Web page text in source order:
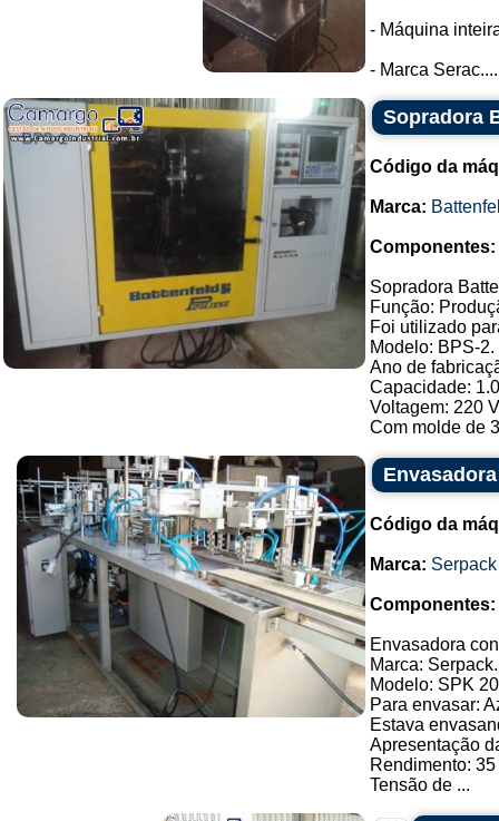
- Máquina
- Marca Serac....
Sopradora
Código da
Marca:
Componentes:
Sopradora
Função:
Foi utilizado
Modelo: BPS-2.
Ano de
Capacidade:
Voltagem: 220
Com molde de
Código da
Marca: Serpack
Componentes:
Envasadora
Marca: Serpack.
Modelo: SPK
Para envasar:
Estava
Apresentação
Rendimento:
Tensão de ...